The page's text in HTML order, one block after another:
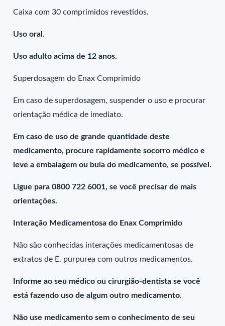
Caixa com 30 comprimidos revestidos.
Uso oral.
Uso adulto acima de 12 anos.
Superdosagem do Enax Comprimido
Em caso de superdosagem, suspender o uso e procurar
orientação médica de imediato.
Em caso de uso de grande quantidade deste
medicamento, procure rapidamente socorro médico e
leve a embalagem ou bula do medicamento, se possível.
Ligue para 0800 722 6001, se você precisar de mais
orientações.
Interação Medicamentosa do Enax Comprimido
Não são conhecidas interações medicamentosas de
extratos de E. purpurea com outros medicamentos.
Informe ao seu médico ou cirurgião-dentista se você
está fazendo uso de algum outro medicamento.
Não use medicamento sem o conhecimento de seu